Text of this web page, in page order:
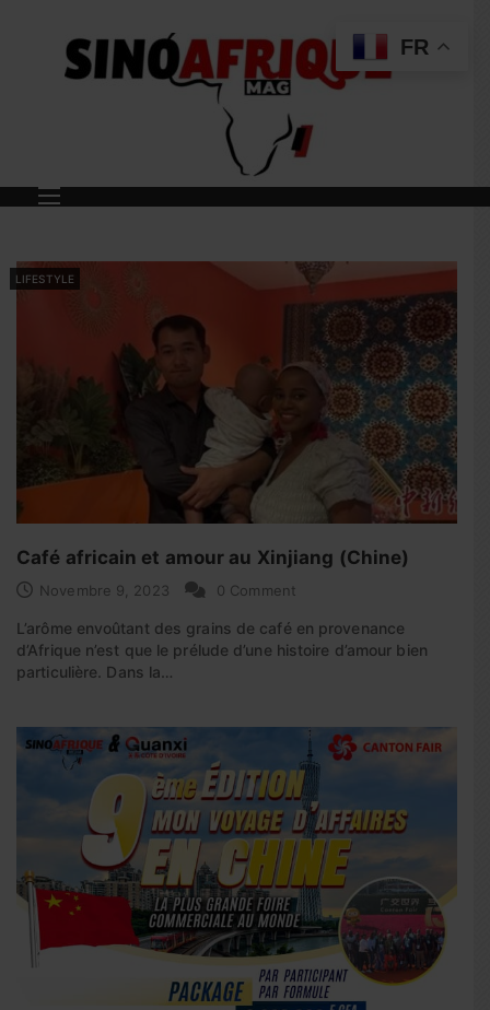
LIFESTYLE
Café africain et amour au Xinjiang (Chine)
Novembre 9, 2023 0 Comment
L’arôme envoûtant des grains de café en provenance
d’Afrique n’est que le prélude d’une histoire d’amour bien
particulière. Dans la…
FR